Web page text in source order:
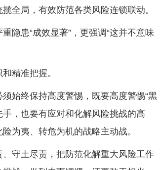
全局，有效防范各类风险连锁联动。
隐患“成效显著”，更强调“这并不意味
精准把握。
始终保持高度警惕，既要高度警惕“黑
手，也要有应对和化解风险挑战的高
为夷、转危为机的战略主动战。
守土尽责，把防范化解重大风险工作